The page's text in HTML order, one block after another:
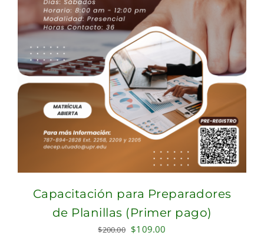
Capacitación para Preparadores
de Planillas (Primer pago)
$200.00 Original
$109.00